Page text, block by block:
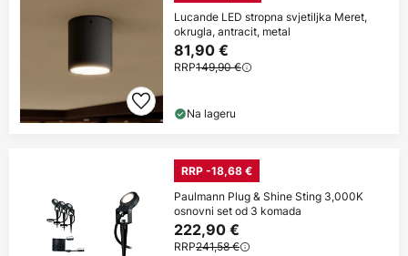
Lucande LED stropna svjetiljka Meret,
okrugla, antracit, metal
81,90 €
RRP149,90 €
Na lageru
RRP -18,68 €
Paulmann Plug & Shine Sting 3,000K
osnovni set od 3 komada
222,90 €
RRP241,58 €